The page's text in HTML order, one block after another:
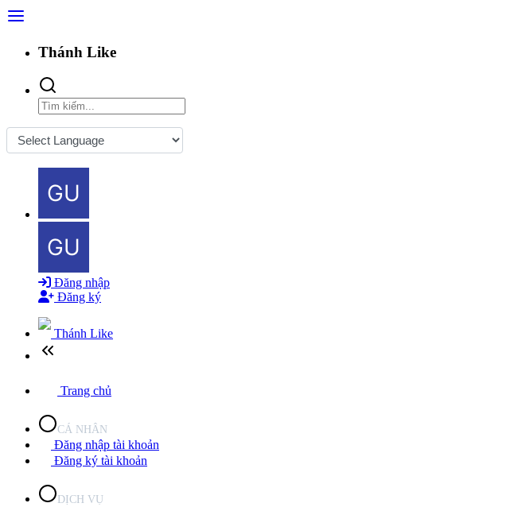
Thánh Like
Powered by
Đăng nhập
Đăng ký
Thánh Like
Trang chủ
CÁ NHÂN
Đăng nhập tài khoản
Đăng ký tài khoản
DỊCH VỤ